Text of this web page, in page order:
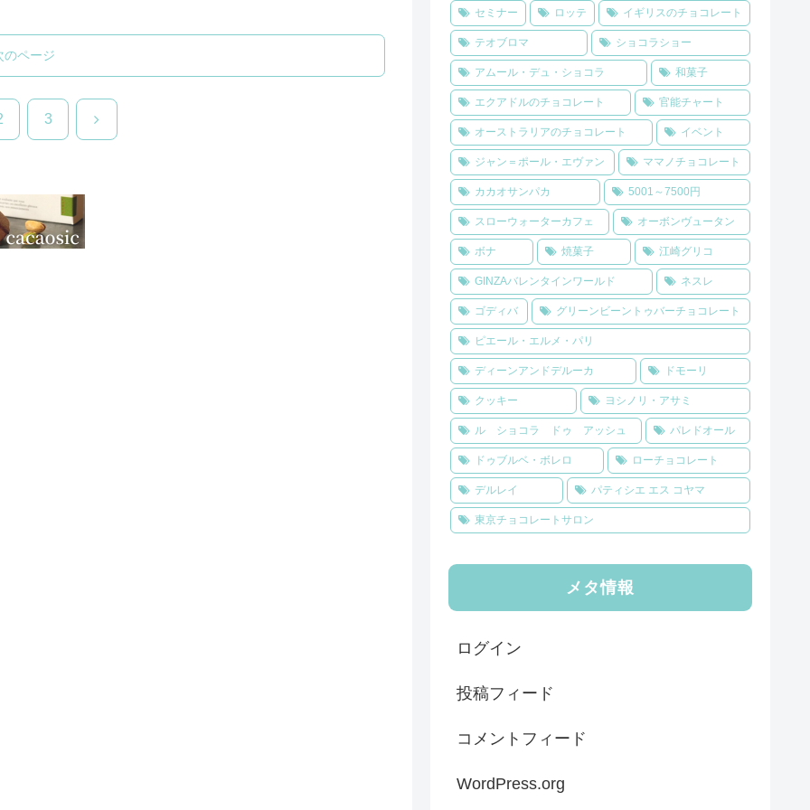
のページ
3 次
セミナー ロッテ イギリスのチョコレート
テオブロマ ショコラショー
アムール・デュ・ショコラ 和菓子
エクアドルのチョコレート 官能チャート
オーストラリアのチョコレート イベント
ジャン＝ポール・エヴァン ママノチョコレート
カカオサンパカ 5001～7500円
スローウォーターカフェ オーボンヴュータン
ボナ 焼菓子 江崎グリコ
GINZAバレンタインワールド ネスレ
ゴディバ グリーンビーントゥバーチョコレート
ピエール・エルメ・パリ
ディーンアンドデルーカ ドモーリ
クッキー ヨシノリ・アサミ
ル ショコラ ドゥ アッシュ パレドオール
ドゥブルベ・ボレロ ローチョコレート
デルレイ パティシエ エス コヤマ
東京チョコレートサロン
メタ情報
ログイン
投稿フィード
コメントフィード
WordPress.org